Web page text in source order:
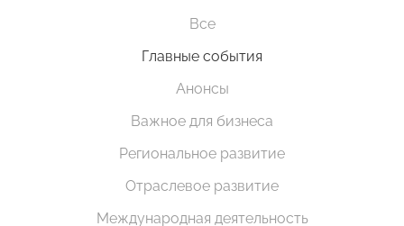
Все
Главные события
Анонсы
Важное для бизнеса
Региональное развитие
Отраслевое развитие
Международная деятельность